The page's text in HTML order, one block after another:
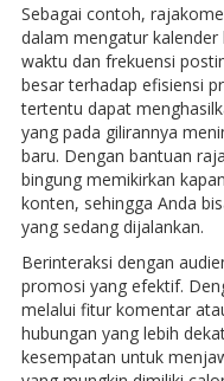
Sebagai contoh,
dalam mengatur
waktu dan frekuensi
besar terhadap efisiensi
tertentu dapat
yang pada gilirannya
baru. Dengan bantuan
bingung memikirkan
konten, sehingga Anda
yang sedang dijalankan.
Berinteraksi dengan
promosi yang efektif.
melalui fitur komentar
hubungan yang lebih
kesempatan untuk